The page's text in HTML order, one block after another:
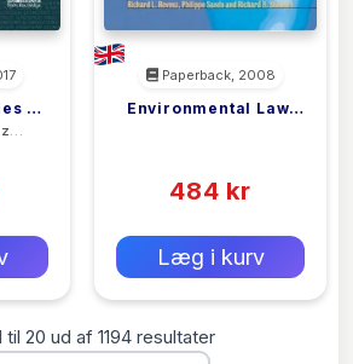
As
Paperback, 2008
Environmental Law,
Development
484 kr
Læg i kurv
til 20 ud af 1194 resultater